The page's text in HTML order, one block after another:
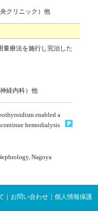
クリニック）他
量療法を施行し完治した
経内科）他
enabled a
hemodialysis
Nagoya
お問い合わせ ｜個人情報保護